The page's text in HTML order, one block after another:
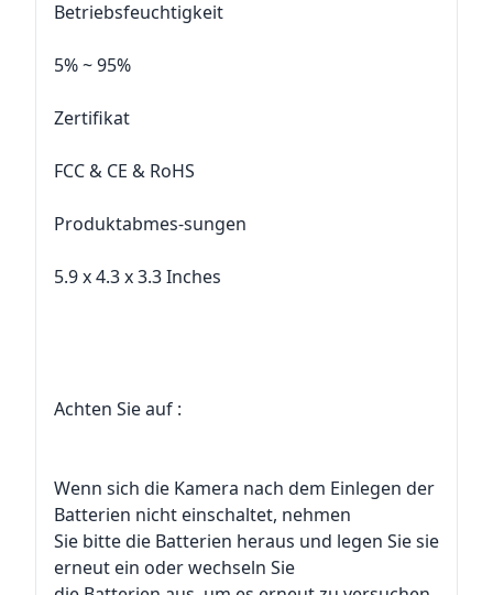
Betriebsfeuchtigkeit
5% ~ 95%
Zertifikat
FCC & CE & RoHS
Produktabmes-sungen
5.9 x 4.3 x 3.3 Inches
Achten Sie auf :
Wenn sich die Kamera nach dem Einlegen der
Batterien nicht einschaltet, nehmen
Sie bitte die Batterien heraus und legen Sie sie
erneut ein oder wechseln Sie